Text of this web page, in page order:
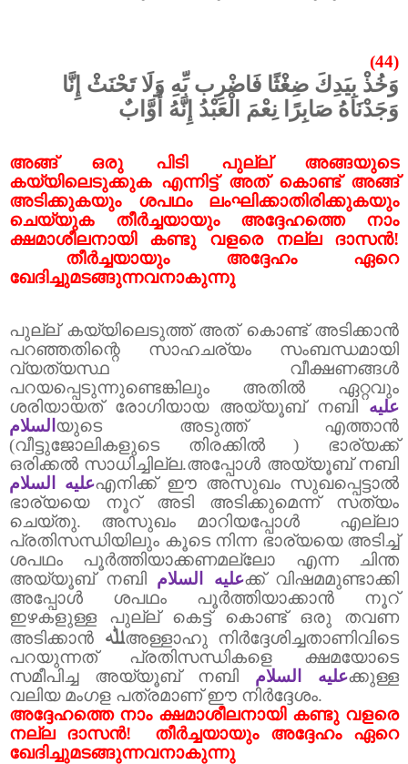
(44)
وَخُذْ بِيَدِكَ ضِغْثًا فَاضْرِب بِّهِ وَلَا تَحْنَثْ إِنَّا
وَجَدْنَاهُ صَابِرًا نِعْمَ الْعَبْدُ إِنَّهُ أَوَّابٌ
അങ്ങ് ഒരു പിടി പുല്ല് അങ്ങയുടെ
കയ്യിലെടുക്കുക എന്നിട്ട് അത് കൊണ്ട് അങ്ങ്
അടിക്കുകയും ശപഥം ലംഘിക്കാതിരിക്കുകയും
ചെയ്യുക തീർച്ചയായും അദ്ദേഹത്തെ നാം
ക്ഷമാശീലനായി കണ്ടു വളരെ നല്ല ദാസൻ!
തീർച്ചയായും അദ്ദേഹം ഏറെ
ഖേദിച്ചുമടങ്ങുന്നവനാകുന്നു
പുല്ല് കയ്യിലെടുത്ത് അത് കൊണ്ട് അടിക്കാൻ
പറഞ്ഞതിന്റെ സാഹചര്യം സംബന്ധമായി
വ്യത്യസ്ഥ വീക്ഷണങ്ങൾ
പറയപ്പെടുന്നുണ്ടെങ്കിലും അതിൽ ഏറ്റവും
ശരിയായത് രോഗിയായ അയ്യൂബ് നബി
عليه
السلام യുടെ അടുത്ത് എത്താൻ
(വീട്ടുജോലികളുടെ തിരക്കിൽ ) ഭാര്യക്ക്
ഒരിക്കൽ സാധിച്ചില്ല.അപ്പോൾ അയ്യൂബ് നബി
عليه السلامഎനിക്ക് ഈ അസുഖം സുഖപ്പെട്ടാൽ
ഭാര്യയെ നൂറ് അടി അടിക്കുമെന്ന് സത്യം
ചെയ്തു.
അസുഖം മാറിയപ്പോൾ
എല്ലാ
പ്രതിസന്ധിയിലും കൂടെ നിന്ന ഭാര്യയെ അടിച്ച്
ശപഥം പൂർത്തിയാക്കണമല്ലോ എന്ന ചിന്ത
അയ്യൂബ് നബി عليه السلامക്ക് വിഷമമുണ്ടാക്കി
അപ്പോൾ ശപഥം പൂർത്തിയാക്കാൻ നൂറ്
ഇഴകളുള്ള പുല്ല് കെട്ട് കൊണ്ട് ഒരു തവണ
അടിക്കാൻ ﷲഅള്ളാഹു നിർദ്ദേശിച്ചതാണിവിടെ
പറയുന്നത് പ്രതിസന്ധികളെ ക്ഷമയോടെ
സമീപിച്ച അയ്യൂബ് നബി
عليه السلامക്കുള്ള
വലിയ മംഗള പത്രമാണ് ഈ നിർദ്ദേശം.
അദ്ദേഹത്തെ നാം ക്ഷമാശീലനായി കണ്ടു വളരെ
നല്ല ദാസൻ!
തീർച്ചയായും അദ്ദേഹം ഏറെ
ഖേദിച്ചുമടങ്ങുന്നവനാകുന്നു